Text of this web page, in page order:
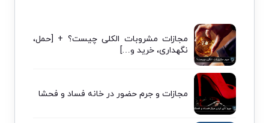
مجازات مشروبات الکلی چیست؟ + [حمل،
نگهداری، خرید و…]
مجازات و جرم حضور در خانه فساد و فحشا